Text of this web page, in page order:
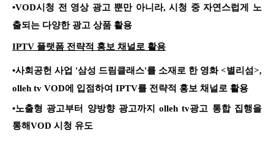
•VOD시청 전 영상 광고 뿐만 아니라, 시청 중 자연스럽게 노
출되는 다양한 광고 상품 활용
IPTV 플랫폼 전략적 홍보 채널로 활용
•사회공헌 사업 '삼성 드림클래스'를 소재로 한 영화 <별리섬>,
olleh tv VOD에 입점하여 IPTV를 전략적 홍보 채널로 활용
•노출형 광고부터 양방향 광고까지 olleh tv광고 통합 집행을
통해VOD 시청 유도